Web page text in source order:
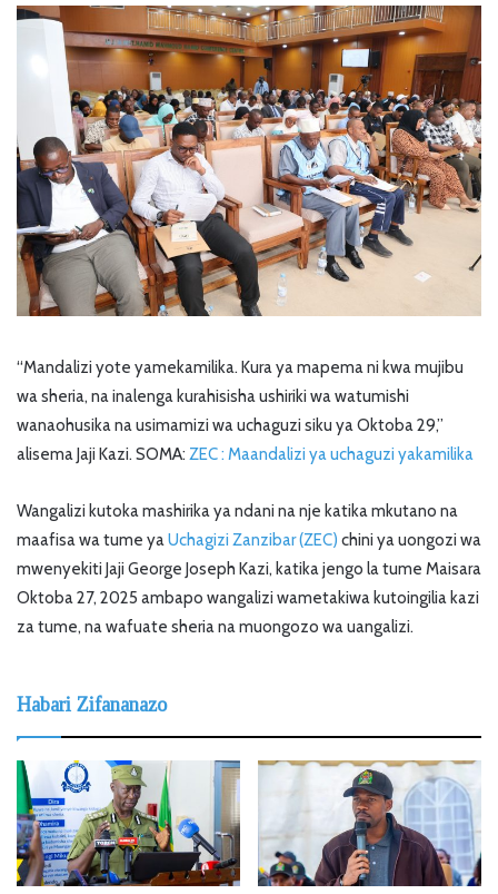
“Mandalizi yote yamekamilika. Kura ya mapema ni kwa mujibu
wa sheria, na inalenga kurahisisha ushiriki wa watumishi
wanaohusika na usimamizi wa uchaguzi siku ya Oktoba 29,”
alisema Jaji Kazi. SOMA: ZEC : Maandalizi ya uchaguzi yakamilika
Wangalizi kutoka mashirika ya ndani na nje katika mkutano na
maafisa wa tume yaUchagizi Zanzibar (ZEC) chini ya uongozi wa
mwenyekiti Jaji George Joseph Kazi, katika jengo la tume Maisara
Oktoba 27, 2025 ambapo wangalizi wametakiwa kutoingilia kazi
za tume, na wafuate sheria na muongozo wa uangalizi.
Habari Zifananazo